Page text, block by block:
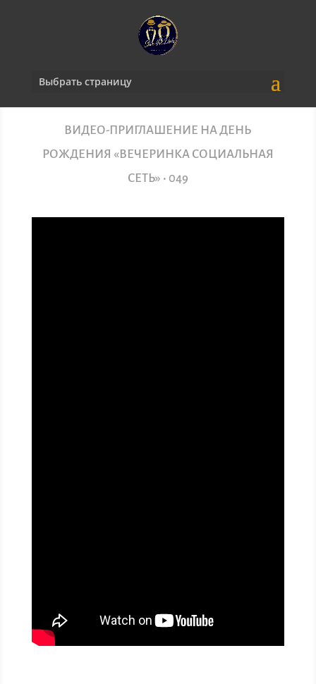
Выбрать страницу
ВИДЕО-ПРИГЛАШЕНИЕ НА ДЕНЬ
РОЖДЕНИЯ «ВЕЧЕРИНКА СОЦИАЛЬНАЯ
СЕТЬ» • 049